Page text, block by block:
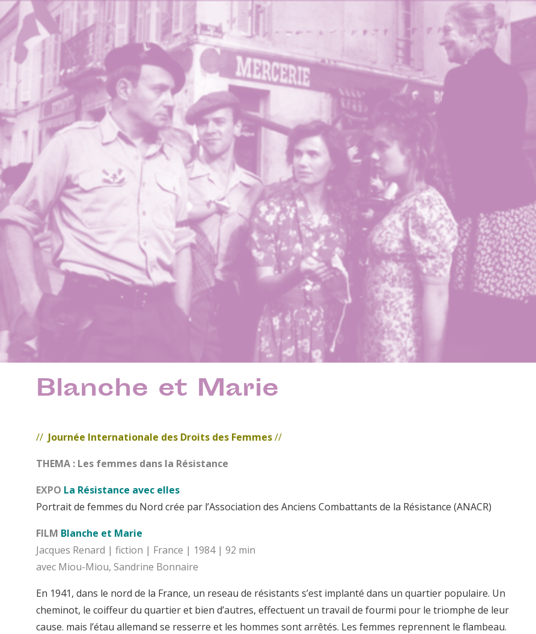
Blanche et Marie
// Journée Internationale des Droits des Femmes//
THEMA : Les femmes dans la Résistance
EXPO La Résistance avec elles
Portrait de femmes du Nord crée par l’Association des Anciens Combattants de la Résistance (ANACR)
FILM Blanche et Marie
Jacques Renard | fiction | France | 1984 | 92 min
avec Miou-Miou, Sandrine Bonnaire
En 1941, dans le nord de la France, un reseau de résistants s’est implanté dans un quartier populaire. Un
cheminot, le coiffeur du quartier et bien d’autres, effectuent un travail de fourmi pour le triomphe de leur
cause. mais l’étau allemand se resserre et les hommes sont arrêtés. Les femmes reprennent le flambeau.